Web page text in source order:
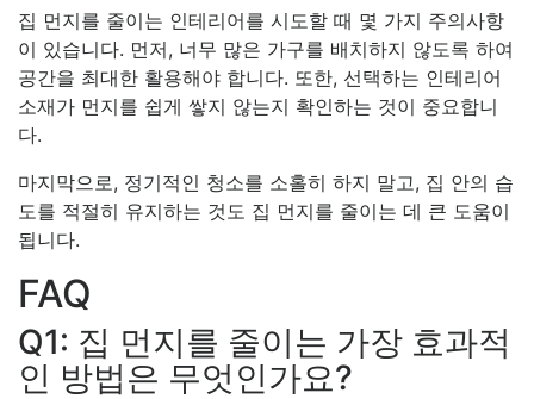
집 먼지를 줄이는 인테리어를 시도할 때 몇 가지 주의사항
이 있습니다. 먼저, 너무 많은 가구를 배치하지 않도록 하여
공간을 최대한 활용해야 합니다. 또한, 선택하는 인테리어
소재가 먼지를 쉽게 쌓지 않는지 확인하는 것이 중요합니
다.
마지막으로, 정기적인 청소를 소홀히 하지 말고, 집 안의 습
도를 적절히 유지하는 것도 집 먼지를 줄이는 데 큰 도움이
됩니다.
FAQ
Q1: 집 먼지를 줄이는 가장 효과적
인 방법은 무엇인가요?